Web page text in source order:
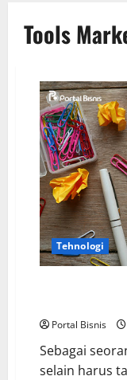
Tools
Tehnologi
Portal Bisnis
Sebagai
selain harus